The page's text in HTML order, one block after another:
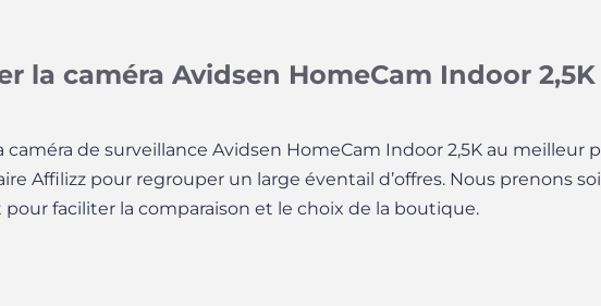
la caméra Avidsen HomeCam Indoor 2,5K
caméra de surveillance Avidsen HomeCam Indoor 2,5K au meilleur
Affilizz pour regrouper un large éventail d’offres. Nous prenons
pour faciliter la comparaison et le choix de la boutique.